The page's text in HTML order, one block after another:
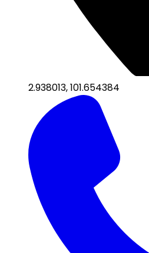
2.938013,101.654384